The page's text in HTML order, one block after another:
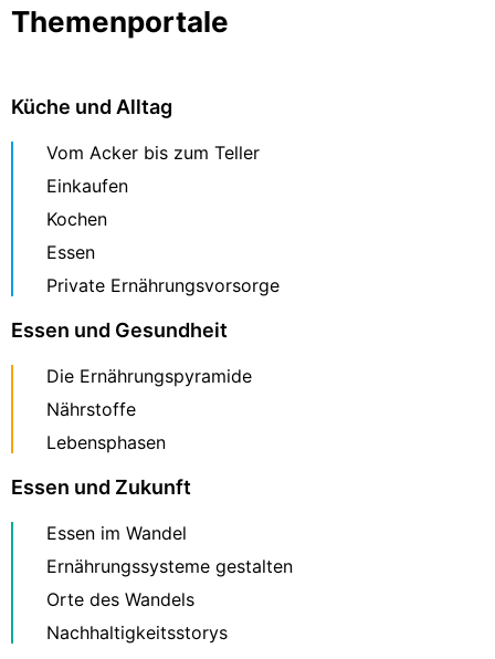
Themenportale
Küche und Alltag
Vom Acker bis zum Teller
Einkaufen
Kochen
Essen
Private Ernährungsvorsorge
Essen und Gesundheit
Die Ernährungspyramide
Nährstoffe
Lebensphasen
Essen und Zukunft
Essen im Wandel
Ernährungssysteme gestalten
Orte des Wandels
Nachhaltigkeitsstorys